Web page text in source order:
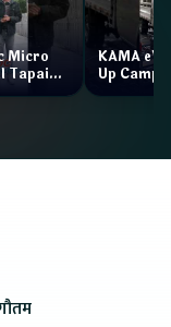
Micro
Tapaiko
KAMA eV
Up Camp